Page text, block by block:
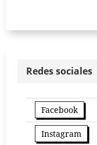
Redes sociales
Facebook
Instagram